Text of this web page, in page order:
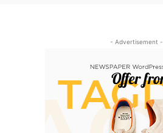
- Advertisement -